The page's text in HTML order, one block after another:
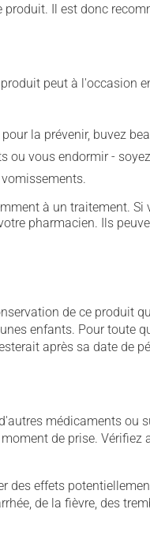
Il est donc
peut à l'occasion
la prévenir, buvez
ou vous endormir -
à un traitement.
pharmacien. Ils
de ce produit
enfants. Pour toute
après sa date de
médicaments
de prise.
des effets
de la fièvre, des